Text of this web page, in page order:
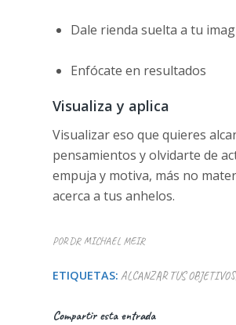
Dale rienda suelta a tu
Enfócate en resultados
Visualiza y aplica
Visualizar eso que quieres
pensamientos y olvidarte de
empuja y motiva, más no
acerca a tus anhelos.
PORDR MICHAEL MEIR
ETIQUETAS: ALCANZAR TUS OBJETIVOS
Compartir esta entrada